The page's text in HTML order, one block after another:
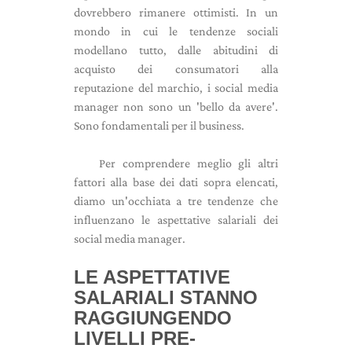
dovrebbero rimanere ottimisti. In un
mondo in cui le tendenze sociali
modellano tutto, dalle abitudini di
acquisto dei consumatori alla
reputazione del marchio, i social media
manager non sono un 'bello da avere'.
Sono fondamentali per il business.
Per comprendere meglio gli altri
fattori alla base dei dati sopra elencati,
diamo un'occhiata a tre tendenze che
influenzano le aspettative salariali dei
social media manager.
LE ASPETTATIVE
SALARIALI STANNO
RAGGIUNGENDO
LIVELLI PRE-